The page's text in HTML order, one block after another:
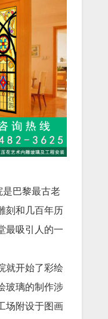
是巴黎最古老
刻和几百年历
最吸引人的一
就开始了彩绘
玻璃的制作涉
场附设于图画